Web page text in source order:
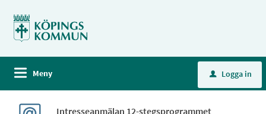
Meny u Logga in
Intresseanmälan 12-stegsprogrammet